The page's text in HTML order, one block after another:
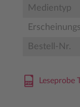
Medientyp
Bestell-Nr.
Leseprobe